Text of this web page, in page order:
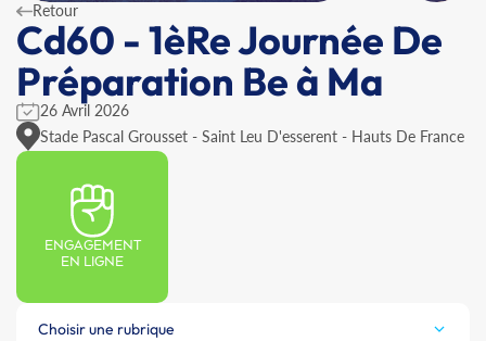
Retour
Cd60 - 1èRe Journée De
Préparation Be à Ma
26 Avril 2026
Stade Pascal Grousset - Saint Leu D'esserent - Hauts De France
ENGAGEMENT
EN LIGNE
Choisir une rubrique